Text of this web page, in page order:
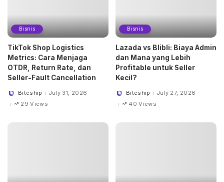
Bisnis
TikTok Shop Logistics
Metrics: Cara Menjaga
OTDR, Return Rate, dan
Seller-Fault Cancellation
PostedBiteship
July 31, 2026
29 Views
Bisnis
Lazada vs Blibli: Biaya Admin
dan Mana yang Lebih
Profitable untuk Seller
Kecil?
PostedBiteship
July 27, 2026
40 Views